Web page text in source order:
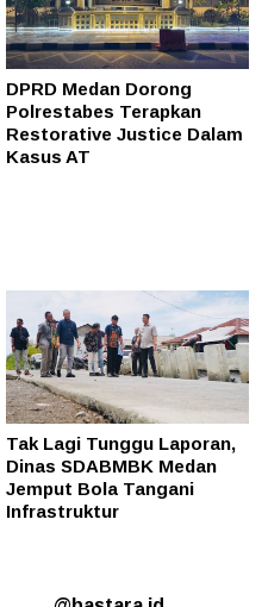
DPRD Medan Dorong
Polrestabes Terapkan
Restorative Justice Dalam
Kasus AT
Tak Lagi Tunggu Laporan,
Dinas SDABMBK Medan
Jemput Bola Tangani
Infrastruktur